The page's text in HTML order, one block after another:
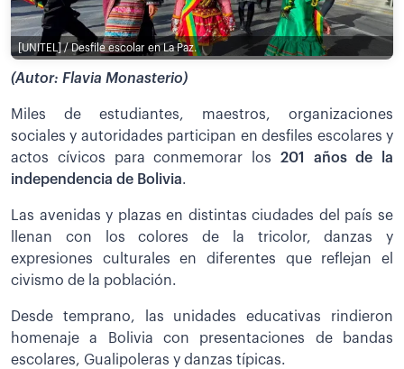
[UNITEL] / Desfile escolar en La Paz.
(Autor: Flavia Monasterio)
Miles de estudiantes, maestros, organizaciones
sociales y autoridades participan en desfiles escolares y
actos cívicos para conmemorar los 201 años de la
independencia de Bolivia.
Las avenidas y plazas en distintas ciudades del país se
llenan con los colores de la tricolor, danzas y
expresiones culturales en diferentes que reflejan el
civismo de la población.
Desde temprano, las unidades educativas rindieron
homenaje a Bolivia con presentaciones de bandas
escolares, Gualipoleras y danzas típicas.